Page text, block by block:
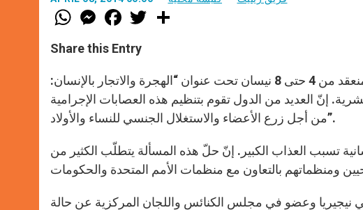
W
h
t
s
p
p
M
e
s
e
g
e
r
F
a
e
b
o
k
w
r
Share this Entry
وأشارت إزيلو، الممثلة عن الأمم المتحدة في أثناء اللقاء المنعقد من 4 حتى 8 نيسان تحت عنوان “الهجرة والاتجار بالإنسان:
إنّ العديد من الدول تقوم بتنظيم هذه العصابات الإجرامية
من أجل زرع الأعضاء والاستغلال الجنسي للنساء والأولاد”.
تسبب العذاب الكبير. إنّ حلّ هذه المسألة يتطلّب الكثير من
نيجيريا وعضو في مجلس الكنائس واللجان المركزية عن حالة